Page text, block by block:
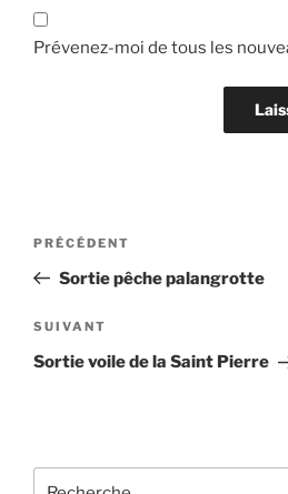
Prévenez-moi de tous les
Navigation
l’article
Article
précédent
PRÉCÉDENT
Sortie pêche palangrotte
Article
suivant
SUIVANT
Sortie voile de la Saint Pierre